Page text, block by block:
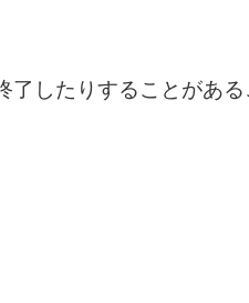
したりすることがある